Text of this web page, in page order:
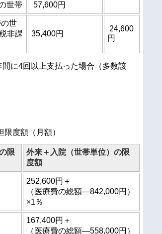
世帯 57,600円
世
非課
35,400円
24,600
円
に4回以上支払った場合（多数該
度額（月額）
限
外来＋入院（世帯単位）の限
度額
252,600円＋
（医療費の総額―842,000円）
×1％
167,400円＋
（医療費の総額―558,000円）